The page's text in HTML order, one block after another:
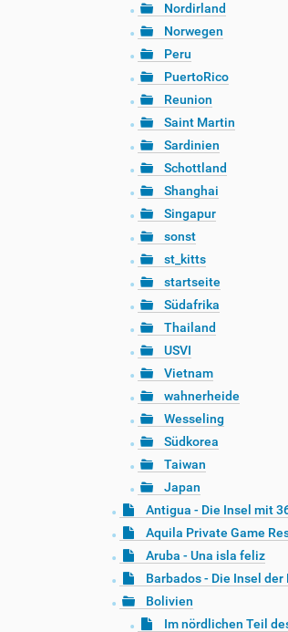
Nordirland
Norwegen
Peru
PuertoRico
Reunion
Saint Martin
Sardinien
Schottland
Shanghai
Singapur
sonst
st_kitts
startseite
Südafrika
Thailand
USVI
Vietnam
wahnerheide
Wesseling
Südkorea
Taiwan
Japan
Antigua - Die Insel mit
Aquila Private Game
Aruba - Una isla feliz
Barbados - Die Insel der
Bolivien
Im nördlichen Teil